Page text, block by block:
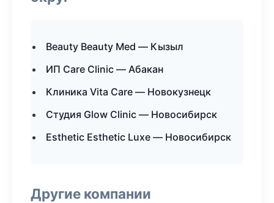
Beauty Beauty Med — Кызыл
ИП Care Clinic — Абакан
Клиника Vita Care — Новокузнецк
Студия Glow Clinic — Новосибирск
Esthetic Esthetic Luxe — Новосибирск
Другие компании